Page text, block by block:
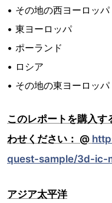
• その地の西ヨーロッパ
• 東ヨーロッパ
• ポーランド
• ロシア
• その地の東ヨーロッパ
このレポートを購入
わせください： @
quest-sample/3d-ic-
アジア太平洋